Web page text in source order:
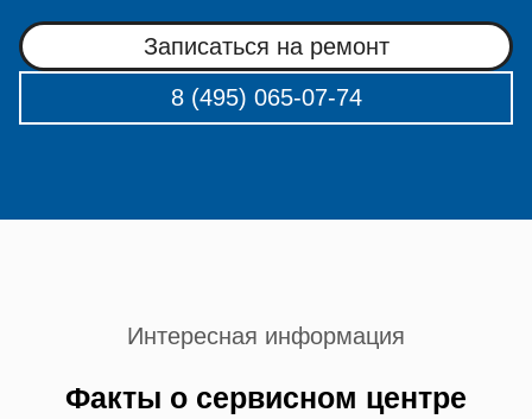
Записаться на ремонт
8 (495) 065-07-74
Интересная информация
Факты о сервисном центре